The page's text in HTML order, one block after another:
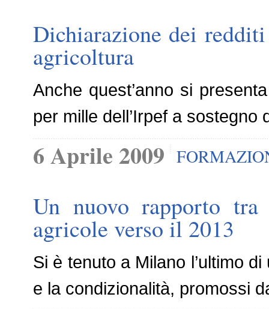
Dichiarazione dei
agricoltura
Anche quest’anno si
per mille dell’Irpef a sostegno
6 Aprile 2009
Un nuovo rapporto
agricole verso il 2013
Si è tenuto a Milano l’ultimo
e la condizionalità, promossi